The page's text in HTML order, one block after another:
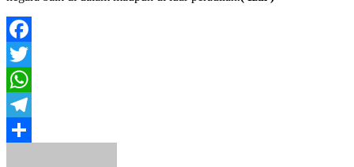
Facebook
Twitter
WhatsApp
Telegram